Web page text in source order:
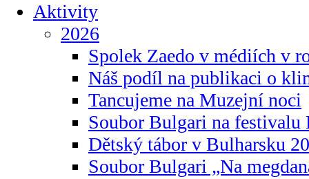
Aktivity
2026
Spolek Zaedo v médiích v
Náš podíl na publikaci o
Tancujeme na Muzejní noci
Soubor Bulgari na festivalu
Dětský tábor v Bulharsku
Soubor Bulgari „Na